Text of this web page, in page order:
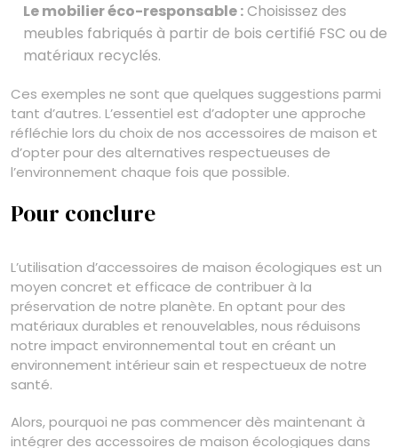
Le mobilier éco-responsable :Choisissez des
meubles fabriqués à partir de bois certifié FSC ou de
matériaux recyclés.
Ces exemples ne sont que quelques suggestions parmi
tant d’autres. L’essentiel est d’adopter une approche
réfléchie lors du choix de nos accessoires de maison et
d’opter pour des alternatives respectueuses de
l’environnement chaque fois que possible.
Pour conclure
L’utilisation d’accessoires de maison écologiques est un
moyen concret et efficace de contribuer à la
préservation de notre planète. En optant pour des
matériaux durables et renouvelables, nous réduisons
notre impact environnemental tout en créant un
environnement intérieur sain et respectueux de notre
santé.
Alors, pourquoi ne pas commencer dès maintenant à
intégrer des accessoires de maison écologiques dans